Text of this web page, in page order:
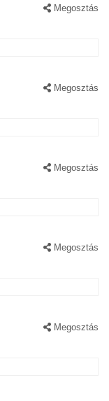
Megosztás
Megosztás
Megosztás
Megosztás
Megosztás